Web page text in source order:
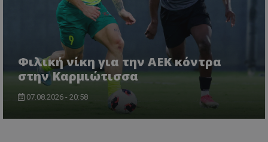
Φιλική νίκη για την ΑΕΚ κόντρα
στην Καρμιώτισσα
07.08.2026 - 20:58